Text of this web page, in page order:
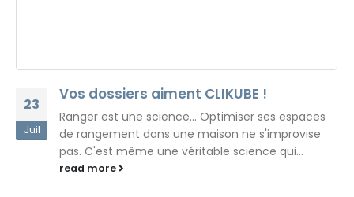
23
Juil
Vos dossiers aiment CLIKUBE !
Ranger est une science... Optimiser ses espaces
de rangement dans une maison ne s'improvise
pas. C'est même une véritable science qui...
read more